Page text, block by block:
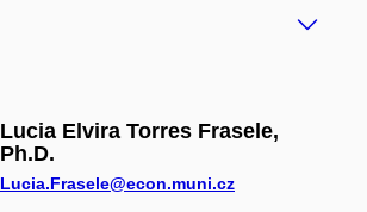
Lucia Elvira Torres Frasele,
Ph.D.
Lucia.Frasele@econ.muni.cz